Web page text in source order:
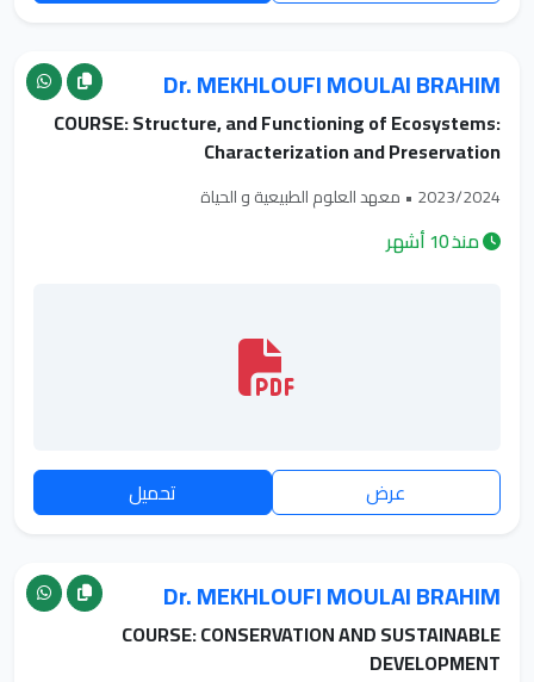
Dr. MEKHLOUFI MOULAI BRAHIM
COURSE: Structure, and Functioning of Ecosystems:
Characterization and Preservation
2023/2024 • معهد العلوم الطبيعية و الحياة
منذ 10 أشهر
عرض تحميل
Dr. MEKHLOUFI MOULAI BRAHIM
COURSE: CONSERVATION AND SUSTAINABLE
DEVELOPMENT